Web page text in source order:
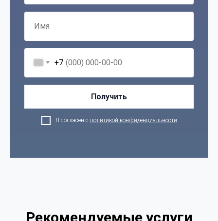
+7
Получить
Я согласен с политикой конфиденциальности
Рекомендуемые услуги